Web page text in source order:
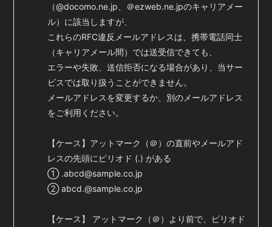
会員登録 ログイン
（@docomo.ne.jp、＠ezweb.ne.jpのキャリアメー
ル）に該当しますが、
これらのRFC違反メールアドレスは、携帯電話同士
（キャリアメール間）では送受信できても、
エラーや失敗、送信拒否になる場合があり、当サー
ビスでは取り扱うことができません。
メールアドレスを変更するか、別のメールアドレス
をご利用ください。
【ケース】アットマーク（＠）の直前やメールアド
レスの先頭にピリオド (.) がある
① .abcd@sample.co.jp
② abcd.@sample.co.jp
【ケース】 アットマーク（＠）より前で、ピリオド